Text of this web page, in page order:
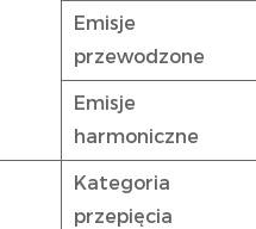
Emisje
przewodzone
Emisje
harmoniczne
Kategoria
przepięcia